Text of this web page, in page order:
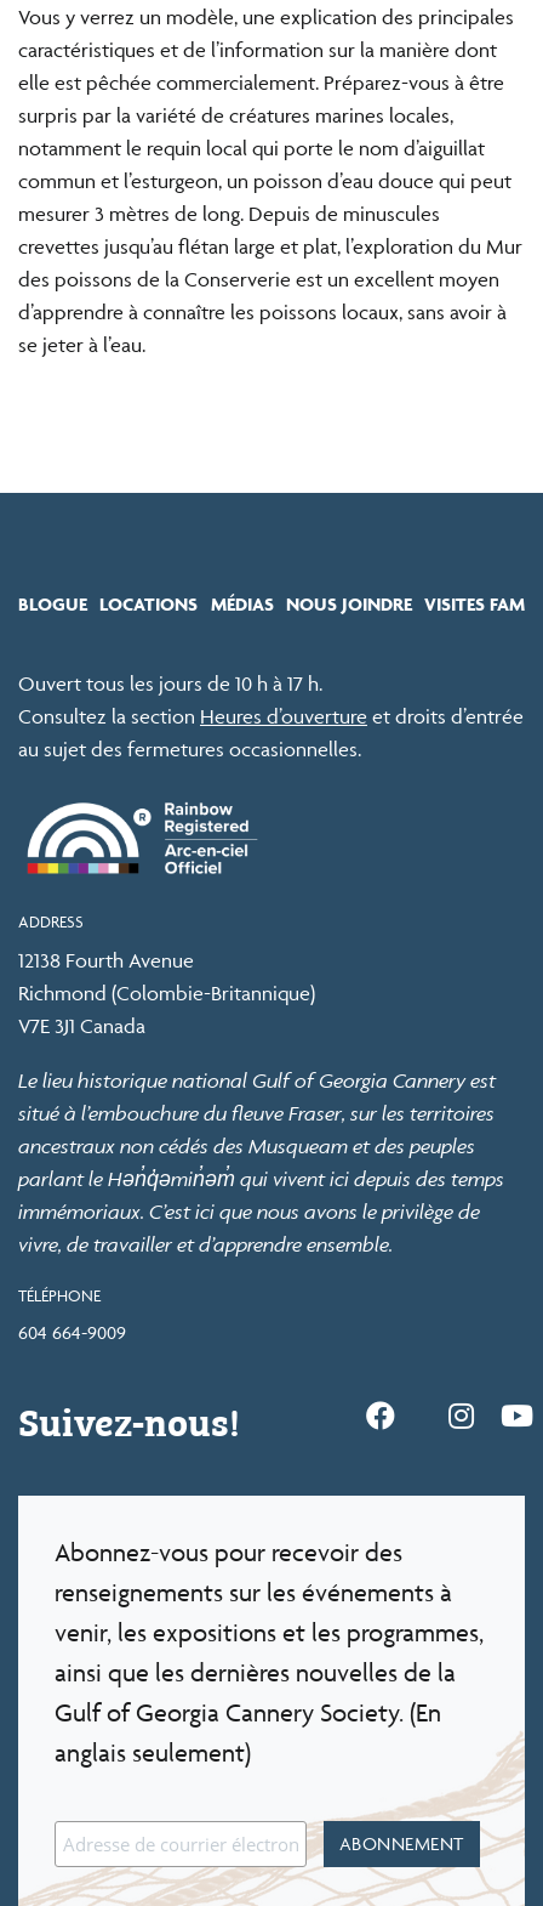
Vous y verrez un modèle, une explication des principales
caractéristiques et de l’information sur la manière dont
elle est pêchée commercialement. Préparez-vous à être
surpris par la variété de créatures marines locales,
notamment le requin local qui porte le nom d’aiguillat
commun et l’esturgeon, un poisson d’eau douce qui peut
mesurer 3 mètres de long. Depuis de minuscules
crevettes jusqu’au flétan large et plat, l’exploration du Mur
des poissons de la Conserverie est un excellent moyen
d’apprendre à connaître les poissons locaux, sans avoir à
se jeter à l’eau.
BLOGUE LOCATIONS MÉDIAS NOUS JOINDRE VISITES FAM
Ouvert tous les jours de 10 h à 17 h.
Consultez la section Heures d’ouverture et droits d’entrée
au sujet des fermetures occasionnelles.
ADDRESS
12138 Fourth Avenue
Richmond (Colombie-Britannique)
V7E 3J1 Canada
Le lieu historique national Gulf of Georgia Cannery est
situé à l’embouchure du fleuve Fraser, sur les territoires
ancestraux non cédés des Musqueam et des peuples
parlant le Hən̓q̓əmin̓əm̓ qui vivent ici depuis des temps
immémoriaux. C’est ici que nous avons le privilège de
vivre, de travailler et d’apprendre ensemble.
TÉLÉPHONE
604 664-9009
Suivez-nous!
Abonnez-vous pour recevoir des
renseignements sur les événements à
venir, les expositions et les programmes,
ainsi que les dernières nouvelles de la
Gulf of Georgia Cannery Society. (En
anglais seulement)